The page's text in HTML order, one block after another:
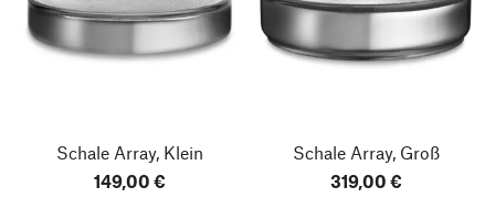
Schale Array, Klein
149,00 €
Schale Array, Groß
319,00 €